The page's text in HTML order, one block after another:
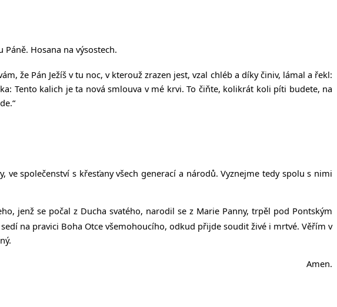
Páně. Hosana na výsostech.
že Pán Ježíš v tu noc, v kterouž zrazen jest, vzal chléb a díky činiv, lámal a řekl:
Tento kalich je ta nová smlouva v mé krvi. To čiňte, kolikrát koli píti budete, na
společenství s křesťany všech generací a národů. Vyznejme tedy spolu s nimi
jenž se počal z Ducha svatého, narodil se z Marie Panny, trpěl pod Pontským
na pravici Boha Otce všemohoucího, odkud přijde soudit živé i mrtvé. Věřím v
Amen.